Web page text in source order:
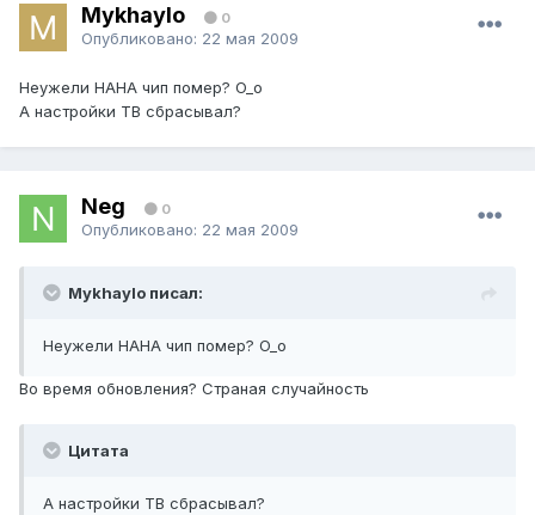
Mykhaylo 0
Опубликовано: 22 мая 2009
Неужели НАНА чип помер? O_o
А настройки ТВ сбрасывал?
Neg 0
Опубликовано: 22 мая 2009
Mykhaylo писал:
Неужели НАНА чип помер? O_o
Во время обновления? Страная случайность
Цитата
А настройки ТВ сбрасывал?